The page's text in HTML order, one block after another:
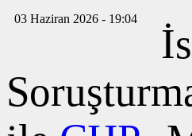
03 Haziran 2026 - 19:04